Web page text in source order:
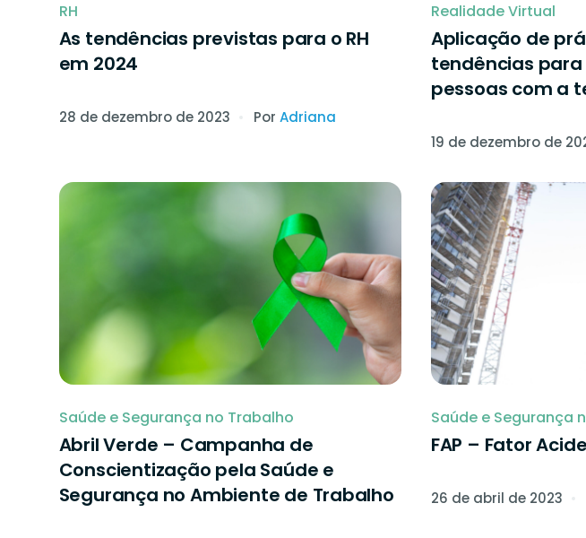
RH
As tendências previstas para o RH
em 2024
28 de dezembro de 2023 Por Adriana
Realidade Virtual
Aplicação de
tendências
pessoas com a
19 de dezembro de
Saúde e Segurança no Trabalho
Abril Verde – Campanha de
Conscientização pela Saúde e
Segurança no Ambiente de Trabalho
Saúde e Segurança
FAP – Fator
26 de abril de 2023